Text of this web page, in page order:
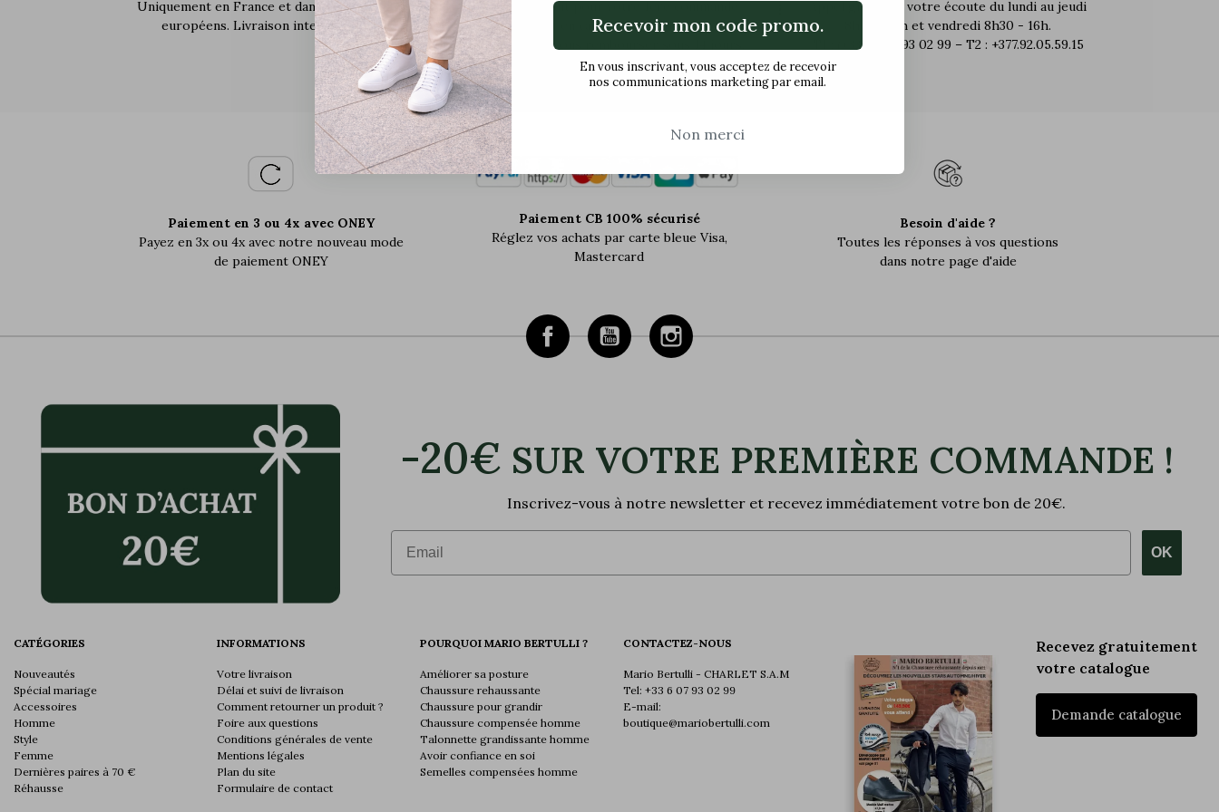
Uniquement en France et dans certains pays
européens. Livraison internationale.
Retour gratuit pour votre 1ère commande
uniquement en cas d'échange. Nous nous
engageons à vous rembourser sous 14 jours.
Appel gratuit, à votre écoute du lundi au jeudi
8h30 - 17h et vendredi 8h30 - 16h.
T1 : (+33 ) 6 07 93 02 99 – T2 : +377.92.05.59.15
Paiement en 3 ou 4x avec ONEY
Payez en 3x ou 4x avec notre nouveau mode
de paiement ONEY
Paiement CB 100% sécurisé
Réglez vos achats par carte bleue Visa,
Mastercard
Besoin d'aide ?
Toutes les réponses à vos questions
dans notre page d'aide
-20€ SUR VOTRE PREMIÈRE COMMANDE !
Inscrivez-vous à notre newsletter et recevez immédiatement votre bon de 20€.
Email
OK
CATÉGORIES
Nouveautés
Spécial mariage
Accessoires
Homme
Style
Femme
Dernières paires à 70 €
Réhausse
INFORMATIONS
Votre livraison
Délai et suivi de livraison
Comment retourner un produit ?
Foire aux questions
Conditions générales de vente
Mentions légales
Plan du site
Formulaire de contact
POURQUOI MARIO BERTULLI ?
Améliorer sa posture
Chaussure rehaussante
Chaussure pour grandir
Chaussure compensée homme
Talonnette grandissante homme
Avoir confiance en soi
Semelles compensées homme
CONTACTEZ-NOUS
Mario Bertulli - CHARLET S.A.M
Tel: +33 6 07 93 02 99
E-mail:
boutique@mariobertulli.com
Recevez gratuitement
votre catalogue
Demande catalogue
Recevoir mon code promo.
En vous inscrivant, vous acceptez de recevoir
nos communications marketing par email.
Non merci